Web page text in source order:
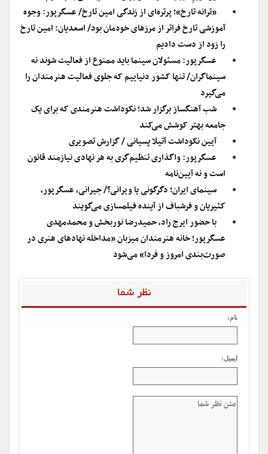
«ترانه تارخ»؛ پرتره‌ای از زندگی امین تارخ/ عسگرپور: وجوه
آموزشی تارخ فراتر از مرزهای خودمان بود/ اسعدیان: امین تارخ
را زود از دست دادیم
عسگرپور: مسئولان سینما باید ممنوع از فعالیت شوند نه
سینماگران/ تنها کشور دنیاییم که جلوی فعالیت هنرمندان را
می‌گیرد
شب آهنگساز برگزار شد؛ نکوداشت هنرمندی که برای یک
جامعه بهتر کوشش می‌کند
آیین نکوداشت آتیلا پسیانی / گزارش تصویری
عسگرپور: واگذاری تنظیم‌گری به هر نهادی نیازمند قانون
است و نه آیین‌نامه
سینمای ایران؛ دگرگونی یا ویرانی؟/ جیرانی، عسگرپور،
کثیریان و فرشباف از آینده فیلمسازی می‌گویند
با حضور ایرج راد، حمیدرضا نوربخش و محمدمهدی
عسگرپور؛ خانه هنرمندان میزبان «مداخله نهادهای هنری در
صورت‌بندی امروز و فردا» می‌شود
نظر شما
نام:
ایمیل: